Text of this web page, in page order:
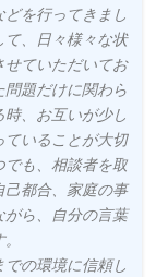
を行ってきまし
、日々様々な状
ていただいてお
題だけに関わら
、お互いが少し
ていることが大切
も、相談者を取
己都合、家庭の事
ら、自分の言葉
の環境に信頼し